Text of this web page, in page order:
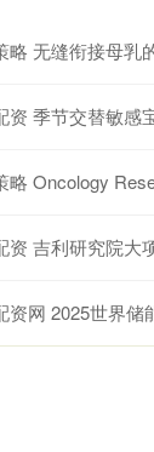
无缝衔接母乳的低敏
季节交替敏感宝宝的奶粉优
Research 特刊征稿丨肿瘤
利研究院大项目组长丁鑫：
世界储能大会宁德启幕：“会展